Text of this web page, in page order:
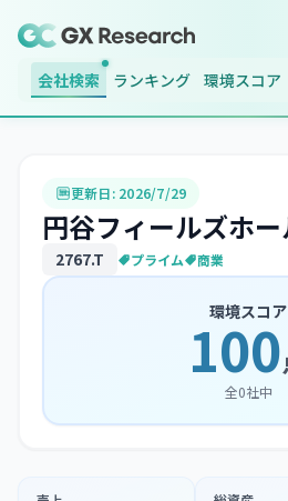
会社検索 ランキング 環境スコア
更新日: 2026/7/29
円谷フィールズホ
2767.T プライム 商業
環境スコア
100
全0社中